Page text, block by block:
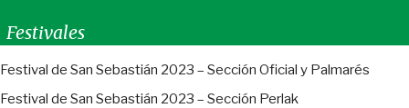
Festivales
Festival de San Sebastián 2023 – Sección Oficial y Palmarés
Festival de San Sebastián 2023 – Sección Perlak